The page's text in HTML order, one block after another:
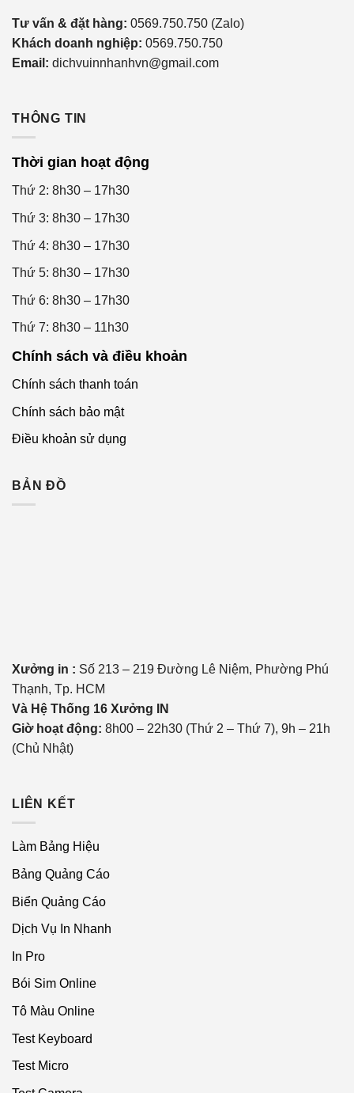
Tư vấn & đặt hàng: 0569.750.750 (Zalo)
Khách doanh nghiệp: 0569.750.750
Email: dichvuinnhanhvn@gmail.com
THÔNG TIN
Thời gian hoạt động
Thứ 2: 8h30 – 17h30
Thứ 3: 8h30 – 17h30
Thứ 4: 8h30 – 17h30
Thứ 5: 8h30 – 17h30
Thứ 6: 8h30 – 17h30
Thứ 7: 8h30 – 11h30
Chính sách và điều khoản
Chính sách thanh toán
Chính sách bảo mật
Điều khoản sử dụng
BẢN ĐỒ
Xưởng in : Số 213 – 219 Đường Lê Niệm, Phường Phú
Thạnh, Tp. HCM
Và Hệ Thống 16 Xưởng IN
Giờ hoạt động: 8h00 – 22h30 (Thứ 2 – Thứ 7), 9h – 21h
(Chủ Nhật)
LIÊN KẾT
Làm Bảng Hiệu
Bảng Quảng Cáo
Biển Quảng Cáo
Dịch Vụ In Nhanh
In Pro
Bói Sim Online
Tô Màu Online
Test Keyboard
Test Micro